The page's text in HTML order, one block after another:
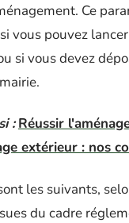
Ce
vous pouvez
si vous devez
: Réussir
extérieur : nos
les suivants,
du cadre